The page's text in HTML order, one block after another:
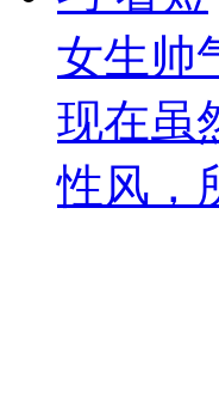
女生帅
现在虽
性风，